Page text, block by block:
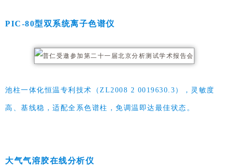
PIC-80型双系统离子色谱仪
池柱一体化恒温专利技术（ZL2008 2 0019630.3），灵敏度
高、基线稳，适配全系色谱柱，免调温即达最佳状态 。
大气气溶胶在线分析仪